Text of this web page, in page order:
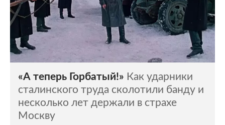
«А теперь Горбатый!» Как ударники
сталинского труда сколотили банду и
несколько лет держали в страхе
Москву